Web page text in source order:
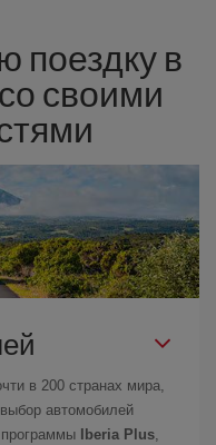
поездку в
своими
в 200 странах мира,
автомобилей
программы
Iberia Plus,